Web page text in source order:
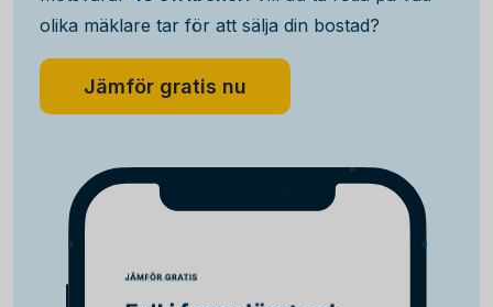
olika mäklare tar för att sälja din bostad?
Jämför gratis nu